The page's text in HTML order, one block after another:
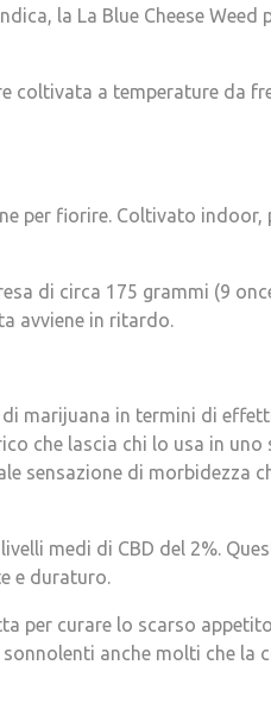
la La Blue Cheese
coltivata a temperature da
per fiorire. Coltivato
di circa 175 grammi (9
avviene in ritardo.
di marijuana in termini di
che lascia chi lo usa in uno
sensazione di morbidezza
medi di CBD del 2%.
e duraturo.
per curare lo scarso
sonnolenti anche molti che la